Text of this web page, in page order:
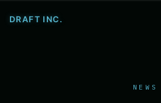
NEWS
DRAFT INC.